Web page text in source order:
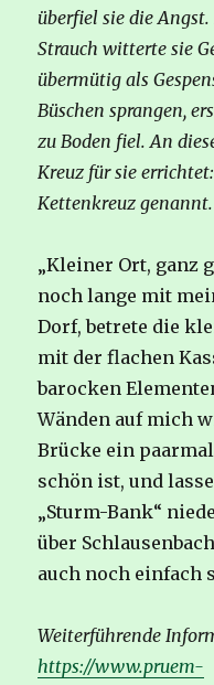
überfiel sie die
Strauch witterte sie
übermütig als
Büschen sprangen,
zu Boden fiel. An
Kreuz für sie
Kettenkreuz genannt.
„Kleiner Ort, ganz
noch lange mit
Dorf, betrete die
mit der flachen
barocken
Wänden auf mich
Brücke ein
schön ist, und
„Sturm-Bank“
über
auch noch einfach
Weiterführende
https://www.pruem-